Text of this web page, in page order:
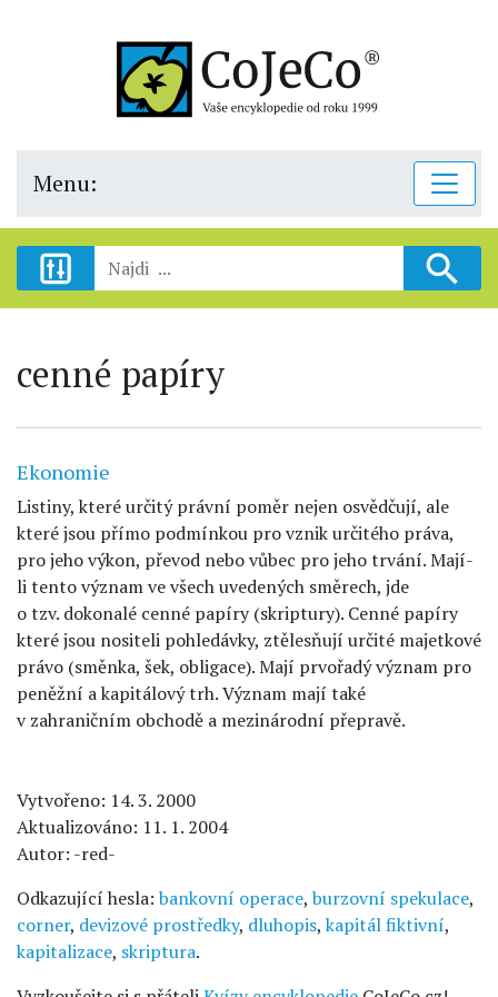
Menu:
cenné papíry
Ekonomie
Listiny, které určitý právní poměr nejen osvědčují, ale
které jsou přímo podmínkou pro vznik určitého práva,
pro jeho výkon, převod nebo vůbec pro jeho trvání. Mají-
li tento význam ve všech uvedených směrech, jde
o tzv. dokonalé cenné papíry (skriptury). Cenné papíry
které jsou nositeli pohledávky, ztělesňují určité majetkové
právo (směnka, šek, obligace). Mají prvořadý význam pro
peněžní a kapitálový trh. Význam mají také
v zahraničním obchodě a mezinárodní přepravě.
Vytvořeno: 14. 3. 2000
Aktualizováno: 11. 1. 2004
Autor: -red-
Odkazující hesla: bankovní operace, burzovní spekulace,
corner, devizové prostředky, dluhopis,kapitál fiktivní,
kapitalizace, skriptura.